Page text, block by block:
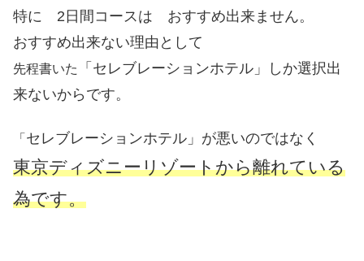
特に 2日間コースは おすすめ出来ません。
おすすめ出来ない理由として
先程書いた
「セレブレーションホテル」しか選択出
来ないからです。
「 セレブレーションホテル」が悪いのではなく
東京ディズニーリゾートから離れている
為です。